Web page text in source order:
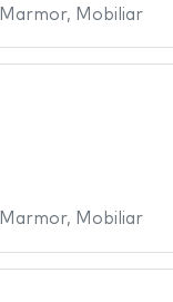
Marmor, Mobiliar
Marmor, Mobiliar